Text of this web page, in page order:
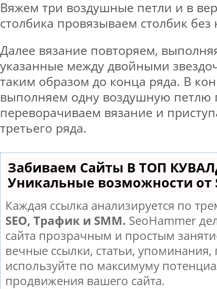
Вяжем три воздушные петли и в
столбика провязываем столбик
Далее вязание повторяем,
указанные между двойными
таким образом до конца ряда. В
выполняем одну воздушную петлю
переворачиваем вязание и
третьего ряда.
Забиваем Сайты В ТОП
Уникальные возможности от
Каждая ссылка анализируется по
SEO, Трафик и SMM. SeoHammer
сайта прозрачным и простым
вечные ссылки, статьи, упоминания,
используйте по максимуму
продвижения вашего сайта.